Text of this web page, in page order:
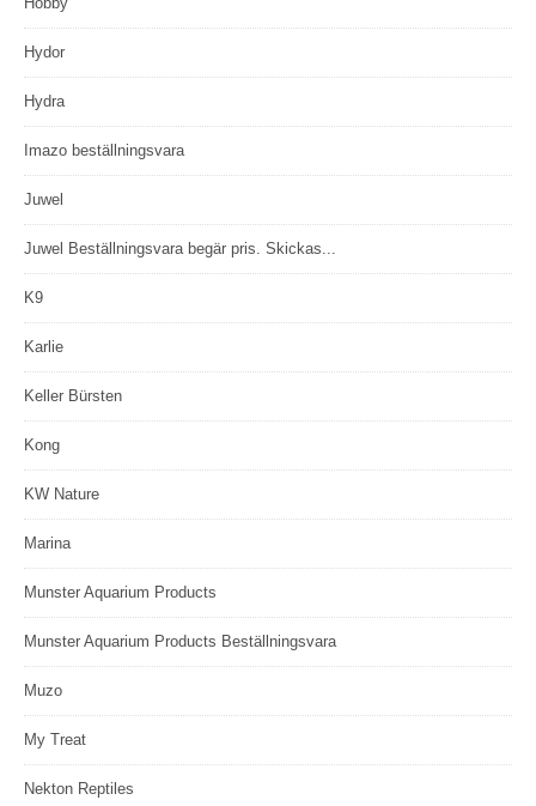
Hydor
Hydra
Imazo beställningsvara
Juwel
Juwel Beställningsvara begär pris. Skickas...
K9
Karlie
Keller Bürsten
Kong
KW Nature
Marina
Munster Aquarium Products
Munster Aquarium Products Beställningsvara
Muzo
My Treat
Nekton Reptiles